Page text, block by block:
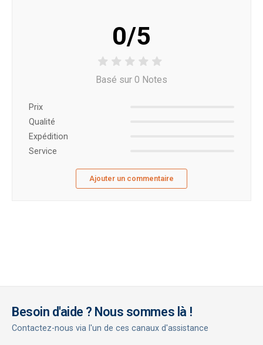
0/5
Basé sur 0 Notes
Prix ​​
Qualité
Expédition
Service
Ajouter un commentaire
Besoin d'aide ? Nous sommes là !
Contactez-nous via l'un de ces canaux d'assistance